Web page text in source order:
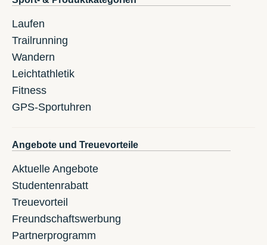
Laufen
Trailrunning
Wandern
Leichtathletik
Fitness
GPS-Sportuhren
Angebote und Treuevorteile
Aktuelle Angebote
Studentenrabatt
Treuevorteil
Freundschaftswerbung
Partnerprogramm